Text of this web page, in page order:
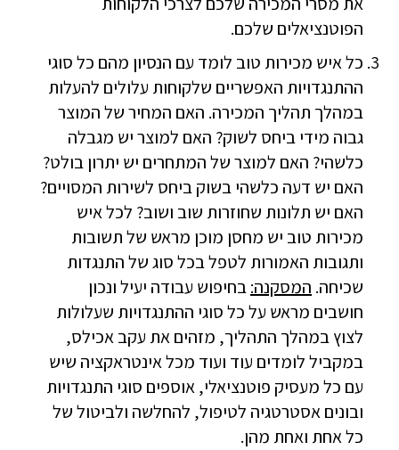
הפוטנציאלים שלכם.
כל איש מכירות טוב לומד עם הנסיון מהם כל סוגי
ההתנגדויות האפשריים שלקוחות עלולים להעלות
במהלך תהליך המכירה. האם המחיר של המוצר
גבוה מידי ביחס לשוק? האם למוצר יש מגבלה
כלשהי? האם למוצר של המתחרים יש יתרון בולט?
האם יש דעה כלשהי בשוק ביחס לשירות המסויים?
האם יש תלונות שחוזרות שוב ושוב? לכל איש
מכירות טוב יש מחסן מוכן מראש של תשובות
ותגובות האמורות לטפל בכל סוג של התנגדות
שכיחה. המסקנה:בחיפוש עבודה יעיל ונכון
חושבים מראש על כל סוגי ההתנגדויות שעלולות
לצוץ במהלך התהליך, מזהים את עקב אכילס,
במקביל לומדים עוד ועוד מכל אינטראקציה שיש
עם כל מעסיק פוטנציאלי, אוספים סוגי התנגדויות
ובונים אסטרטגיה לטיפול, להחלשה ולביטול של
כל אחת ואחת מהן.